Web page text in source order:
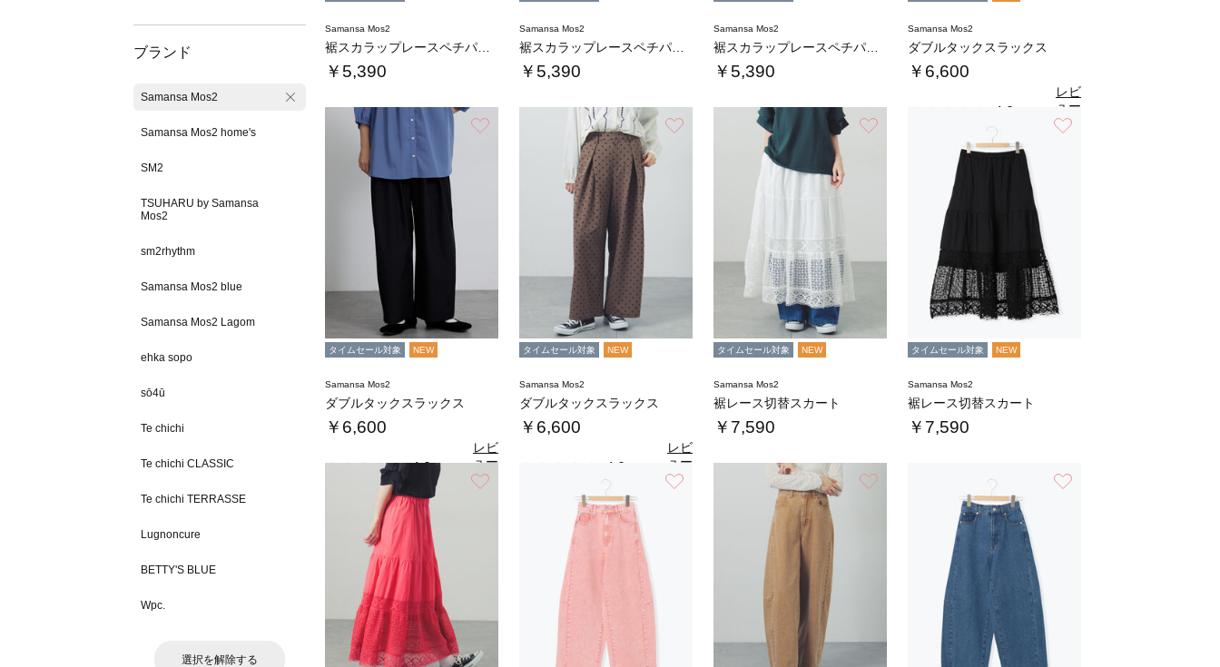
ブランド
Samansa Mos2
Samansa Mos2 home's
SM2
TSUHARU by Samansa
Mos2
sm2rhythm
Samansa Mos2 blue
Samansa Mos2 Lagom
ehka sopo
sō4ū
Te chichi
Te chichi CLASSIC
Te chichi TERRASSE
Lugnoncure
BETTY'S BLUE
Wpc.
選択を解除する
Samansa Mos2
￥5,390
Samansa Mos2
￥5,390
Samansa Mos2
￥5,390
Samansa Mos2
ダブルタックスラックス
￥6,600
4.0
レビ
ュー
を見
る
タイムセール対象 NEW
Samansa Mos2
ダブルタックスラックス
￥6,600
4.0（1）
レビ
ュー
を見
る
タイムセール対象 NEW
Samansa Mos2
ダブルタックスラックス
￥6,600
4.0
レビ
ュー
を見
る
タイムセール対象 NEW
Samansa Mos2
裾レース切替スカート
￥7,590
タイムセール対象 NEW
Samansa Mos2
裾レース切替スカート
￥7,590